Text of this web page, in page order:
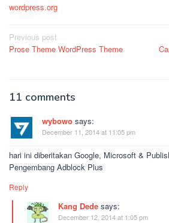
wordpress.org
Post
navigation
Previous post
Prose Theme WordPress Theme
11 comments
wybowo says:
December 11, 2014 at 11:05 pm
hari ini diberitakan Google, Microsoft &
Pengembang Adblock Plus
Reply
Kang Dede says:
December 12, 2014 at 1:05 pm